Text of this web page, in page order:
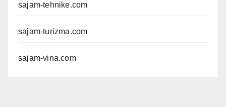
sajam-tehnike.com
sajam-turizma.com
sajam-vina.com